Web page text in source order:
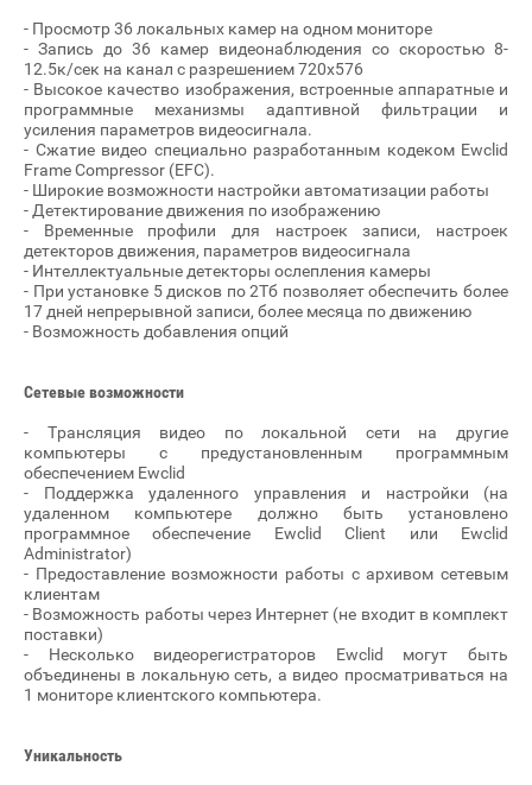
- Просмотр 36 локальных камер на одном мониторе
- Запись до 36 камер видеонаблюдения со скоростью 8-
12.5к/сек на канал с разрешением 720х576
- Высокое качество изображения, встроенные аппаратные и
программные механизмы адаптивной фильтрации и
усиления параметров видеосигнала.
- Сжатие видео специально разработанным кодеком Ewclid
Frame Compressor (EFC).
- Широкие возможности настройки автоматизации работы
- Детектирование движения по изображению
- Временные профили для настроек записи, настроек
детекторов движения, параметров видеосигнала
- Интеллектуальные детекторы ослепления камеры
- При установке 5 дисков по 2Тб позволяет обеспечить более
17 дней непрерывной записи, более месяца по движению
- Возможность добавления опций
Сетевые возможности
- Трансляция видео по локальной сети на другие
компьютеры с предустановленным программным
обеспечением Ewclid
- Поддержка удаленного управления и настройки (на
удаленном компьютере должно быть установлено
программное обеспечение Ewclid Client или Ewclid
Administrator)
- Предоставление возможности работы с архивом сетевым
клиентам
- Возможность работы через Интернет (не входит в комплект
поставки)
- Несколько видеорегистраторов Ewclid могут быть
объединены в локальную сеть, а видео просматриваться на
1 мониторе клиентского компьютера.
Уникальность